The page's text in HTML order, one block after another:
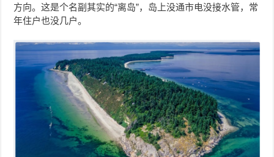
方向。这是个名副其实的“离岛”，岛上没通市电没接水管，常
年住户也没几户。